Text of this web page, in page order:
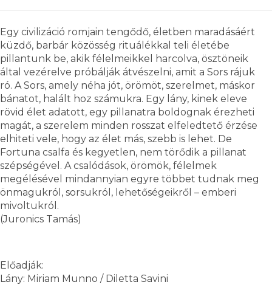
Egy civilizáció romjain tengődő, életben maradásáért
küzdő, barbár közösség rituálékkal teli életébe
pillantunk be, akik félelmeikkel harcolva, ösztöneik
által vezérelve próbálják átvészelni, amit a Sors rájuk
ró. A Sors, amely néha jót, örömöt, szerelmet, máskor
bánatot, halált hoz számukra. Egy lány, kinek eleve
rövid élet adatott, egy pillanatra boldognak érezheti
magát, a szerelem minden rosszat elfeledtető érzése
elhiteti vele, hogy az élet más, szebb is lehet. De
Fortuna csalfa és kegyetlen, nem törődik a pillanat
szépségével. A csalódások, örömök, félelmek
megélésével mindannyian egyre többet tudnak meg
önmagukról, sorsukról, lehetőségeikről – emberi
mivoltukról.
(Juronics Tamás)
Előadják:
Lány: Miriam Munno / Diletta Savini